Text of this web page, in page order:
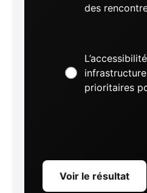
des
prioritaires
Voir le résultat